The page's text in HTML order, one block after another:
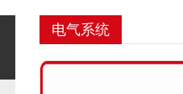
电气系统